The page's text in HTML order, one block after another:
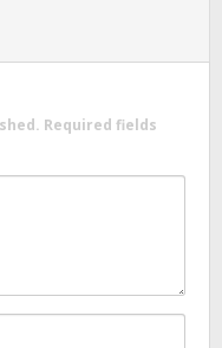
Required fields